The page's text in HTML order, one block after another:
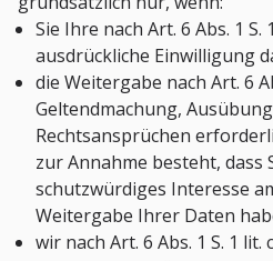
Sie Ihre nach Art. 6 Abs. 1 S.
ausdrückliche Einwilligung
die Weitergabe nach Art. 6
Geltendmachung,
Rechtsansprüchen
zur Annahme besteht, dass
schutzwürdiges Interesse
Weitergabe Ihrer Daten
wir nach Art. 6 Abs. 1 S. 1 lit.